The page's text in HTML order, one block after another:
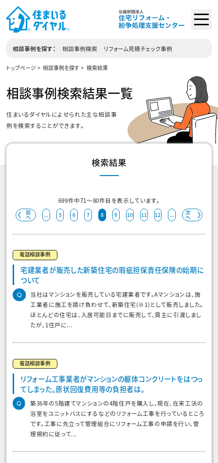
相談事例を探す 相談事例検索 リフォーム見積チェック事例
トップページ 相談事例を探す 検索結果
相談事例検索結果一覧
住まいるダイヤルによせられた主な相談事
例を検索することができます。
検索結果
699件中71～80件目を表示しています。
前
へ ... 5 6 7 8 9 10 11 12 ... 次
へ
電話相談事例
宅建業者が販売した新築住宅の瑕疵担保責任保険の始期に
ついて
当社はマンションを販売している宅建業者です。Aマンションは、施
工業者に施工を請け負わせて、新築住宅(※1)として販売しました。
ほとんどの住宅は、入居可能日までに販売して、買主に引渡しまし
たが、1住戸に...
電話相談事例
リフォーム工事業者がマンションの躯体コンクリートをはつっ
てしまった。原状回復費用等の負担者は。
築36年の5階建てマンションの4階住戸を購入し、現在、在来工法の
浴室をユニットバスにするなどのリフォーム工事を行っているところ
です。工事に先立って管理組合にリフォーム工事の申請を行い、管
理規約に従って...